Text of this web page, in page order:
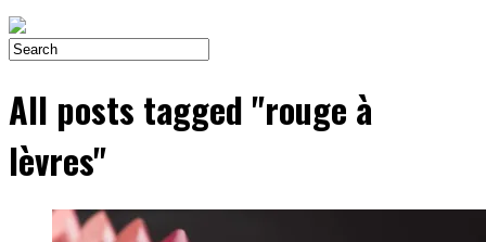
All posts tagged "rouge à
lèvres"